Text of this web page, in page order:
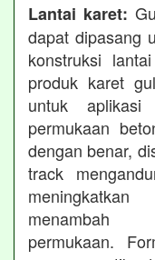
Lantai karet:
dapat dipasang
konstruksi
produk karet
untuk aplikasi
permukaan
dengan benar,
track
menambah
permukaan.